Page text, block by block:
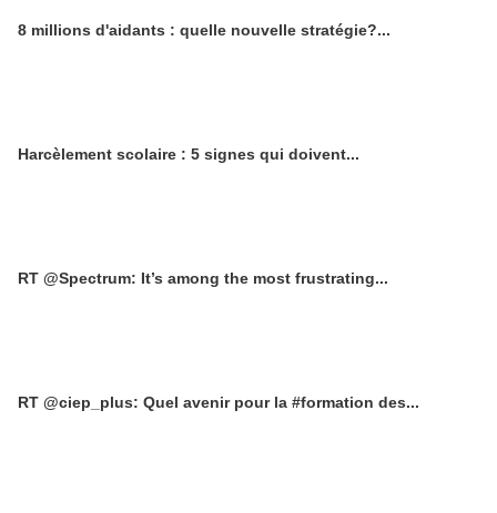
8 millions d'aidants : quelle nouvelle stratégie?...
Harcèlement scolaire : 5 signes qui doivent...
RT @Spectrum: It’s among the most frustrating...
RT @ciep_plus: Quel avenir pour la #formation des...